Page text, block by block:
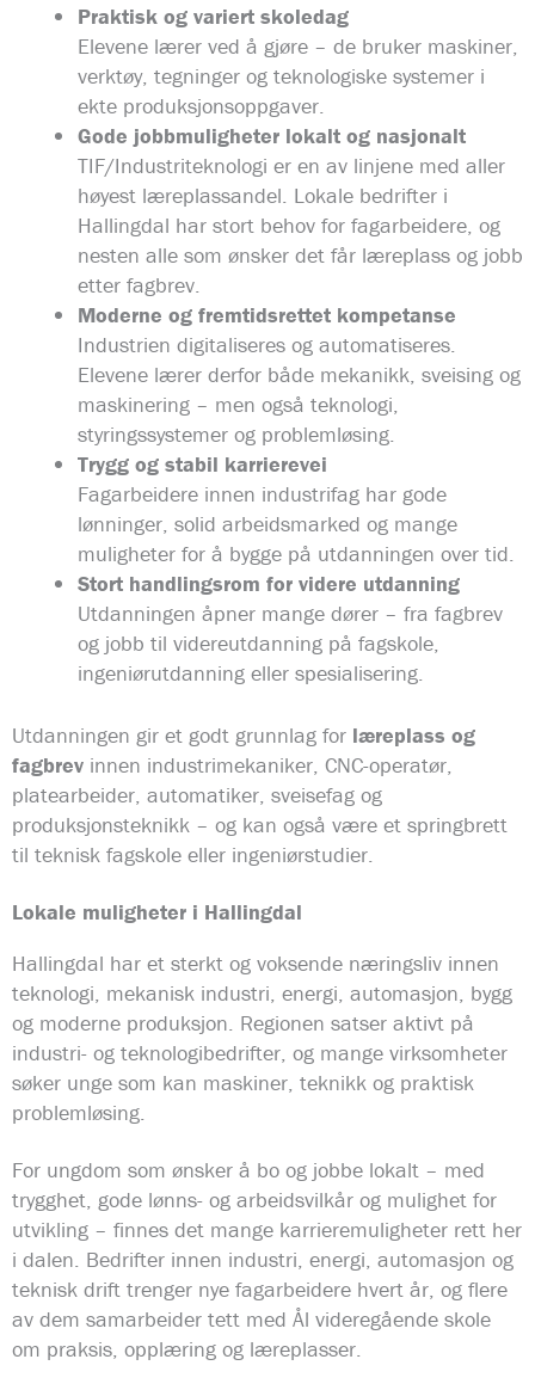
Praktisk og variert skoledag
Elevene lærer ved å gjøre – de bruker maskiner,
verktøy, tegninger og teknologiske systemer i
ekte produksjonsoppgaver.
Gode jobbmuligheter lokalt og nasjonalt
TIF/Industriteknologi er en av linjene med aller
høyest læreplassandel. Lokale bedrifter i
Hallingdal har stort behov for fagarbeidere, og
nesten alle som ønsker det får læreplass og jobb
etter fagbrev.
Moderne og fremtidsrettet kompetanse
Industrien digitaliseres og automatiseres.
Elevene lærer derfor både mekanikk, sveising og
maskinering – men også teknologi,
styringssystemer og problemløsing.
Trygg og stabil karrierevei
Fagarbeidere innen industrifag har gode
lønninger, solid arbeidsmarked og mange
muligheter for å bygge på utdanningen over tid.
Stort handlingsrom for videre utdanning
Utdanningen åpner mange dører – fra fagbrev
og jobb til videreutdanning på fagskole,
ingeniørutdanning eller spesialisering.
Utdanningen gir et godt grunnlag for læreplass og
fagbrev innen industrimekaniker, CNC-operatør,
platearbeider, automatiker, sveisefag og
produksjonsteknikk – og kan også være et springbrett
til teknisk fagskole eller ingeniørstudier.
Lokale muligheter i Hallingdal
Hallingdal har et sterkt og voksende næringsliv innen
teknologi, mekanisk industri, energi, automasjon, bygg
og moderne produksjon. Regionen satser aktivt på
industri- og teknologibedrifter, og mange virksomheter
søker unge som kan maskiner, teknikk og praktisk
problemløsing.
For ungdom som ønsker å bo og jobbe lokalt – med
trygghet, gode lønns- og arbeidsvilkår og mulighet for
utvikling – finnes det mange karrieremuligheter rett her
i dalen. Bedrifter innen industri, energi, automasjon og
teknisk drift trenger nye fagarbeidere hvert år, og flere
av dem samarbeider tett med Ål videregående skole
om praksis, opplæring og læreplasser.